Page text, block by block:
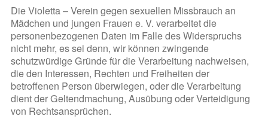
Die Violetta – Verein gegen sexuellen Missbrauch an
Mädchen und jungen Frauen e. V. verarbeitet die
personenbezogenen Daten im Falle des Widerspruchs
nicht mehr, es sei denn, wir können zwingende
schutzwürdige Gründe für die Verarbeitung nachweisen,
die den Interessen, Rechten und Freiheiten der
betroffenen Person überwiegen, oder die Verarbeitung
dient der Geltendmachung, Ausübung oder Verteidigung
von Rechtsansprüchen.